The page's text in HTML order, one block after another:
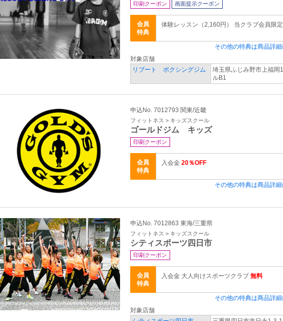
印刷クーポン 画面提示クーポン
会員
特典
体験レッスン（2,160円） 当クラブ会員限定
その他の特典は商品詳
対象店舗
リブート ボクシングジム
埼玉県ふじみ野市上福
ルB1
申込No. 7012793 関東/近畿
フィットネス > キッズスクール
ゴールドジム キッズ
印刷クーポン
会員
特典
入会金 20％OFF
その他の特典は商品詳
申込No. 7012863 東海/三重県
フィットネス > キッズスクール
シティスポーツ四日市
印刷クーポン
会員
特典
入会金 大人向けスポーツクラブ 無料
その他の特典は商品詳
対象店舗